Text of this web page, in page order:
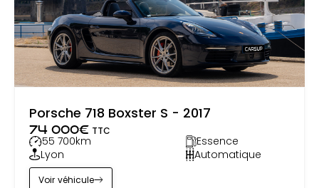
Porsche 718 Boxster S - 2017
74 000€ TTC
55 700km
Essence
Lyon
Automatique
Voir véhicule